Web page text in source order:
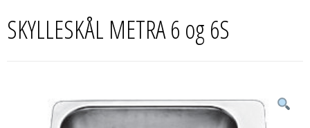
SKYLLESKÅL METRA 6 og 6S